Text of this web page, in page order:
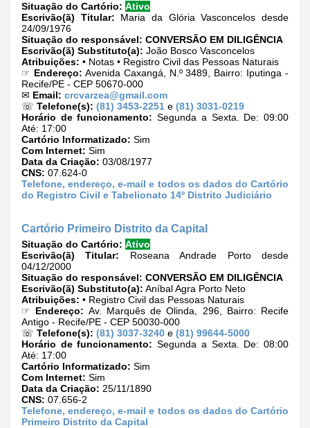
Situação do Cartório: Ativo
Escrivão(ã) Titular: Maria da Glória Vasconcelos desde
24/09/1976
Situação do responsável: CONVERSÃO EM DILIGÊNCIA
Escrivão(ã) Substituto(a): João Bosco Vasconcelos
Atribuições: • Notas • Registro Civil das Pessoas Naturais
☞ Endereço: Avenida Caxangá, N.º 3489, Bairro: Iputinga -
Recife/PE - CEP 50670-000
✉ Email: crcvarzea@gmail.com
☏ Telefone(s): (81) 3453-2251 e (81) 3031-0219
Horário de funcionamento: Segunda a Sexta. De: 09:00
Até: 17:00
Cartório Informatizado: Sim
Com Internet: Sim
Data da Criação: 03/08/1977
CNS: 07.624-0
Telefone, endereço, e-mail e todos os dados do Cartório
do Registro Civil e Tabelionato 14º Distrito Judiciário
Cartório Primeiro Distrito da Capital
Situação do Cartório: Ativo
Escrivão(ã) Titular: Roseana Andrade Porto desde
04/12/2000
Situação do responsável: CONVERSÃO EM DILIGÊNCIA
Escrivão(ã) Substituto(a): Aníbal Agra Porto Neto
Atribuições: • Registro Civil das Pessoas Naturais
☞ Endereço: Av. Marquês de Olinda, 296, Bairro: Recife
Antigo - Recife/PE - CEP 50030-000
☏ Telefone(s): (81) 3037-3240 e (81) 99644-5000
Horário de funcionamento: Segunda a Sexta. De: 08:00
Até: 17:00
Cartório Informatizado: Sim
Com Internet: Sim
Data da Criação: 25/11/1890
CNS: 07.656-2
Telefone, endereço, e-mail e todos os dados do Cartório
Primeiro Distrito da Capital